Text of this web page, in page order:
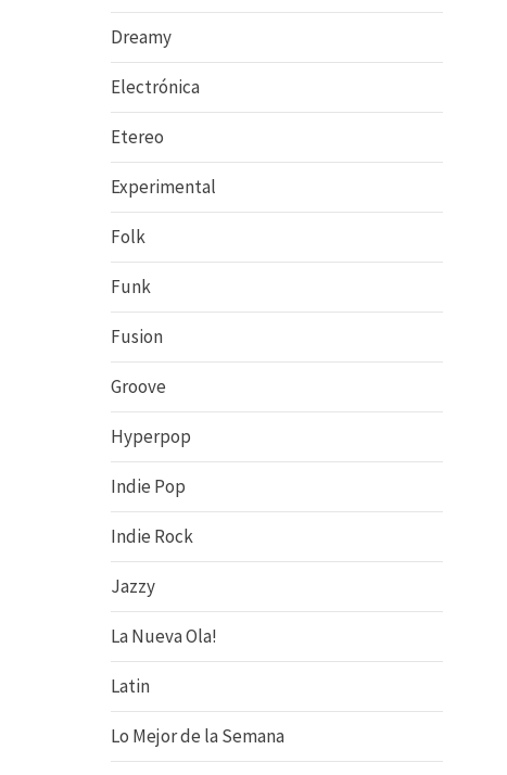
Dreamy
Electrónica
Etereo
Experimental
Folk
Funk
Fusion
Groove
Hyperpop
Indie Pop
Indie Rock
Jazzy
La Nueva Ola!
Latin
Lo Mejor de la Semana